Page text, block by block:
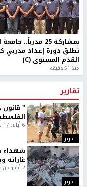
بمشاركة 25 مدرباً..
تطلق دورة إعداد مدربي
القدم المستوى (C)
منذ 51 دقيقة
تقارير
تقارير
"
6 أيام، 17 ساعة ago
تقارير
شهداء
غاراته
2 أسبوعين ago